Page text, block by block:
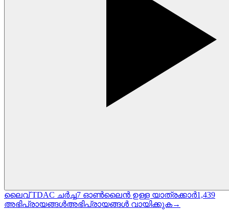
ലൈവ് TDAC ചർച്ച7 ഓൺലൈൻ ഉള്ള യാത്രക്കാർ1,439
അഭിപ്രായങ്ങൾഅഭിപ്രായങ്ങൾ വായിക്കുക→